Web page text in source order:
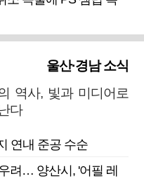
울산·경남 소식
역사, 빛과 미디어로
다
연내 준공 수순
려… 양산시, '어필 레